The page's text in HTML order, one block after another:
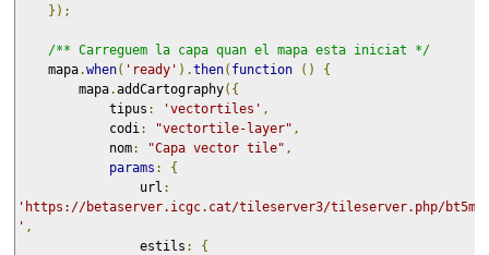
});
/** Carreguem la capa quan el mapa esta iniciat */
    mapa
.when( 'ready' ).then( function ()
{
        mapa
.addCartography({
            tipus
: 'vectortiles' ,
            codi
: "vectortile-layer" ,
            nom
: "Capa vector tile" ,
params :
{
                url
:
'https://betaserver.icgc.cat/tileserver3/tileserver.php/
' ,
                estils
:
{